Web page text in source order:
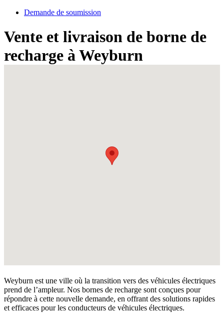
Demande de soumission
Vente et livraison de borne de
recharge à Weyburn
Weyburn est une ville où la transition vers des véhicules électriques
prend de l’ampleur. Nos bornes de recharge sont conçues pour
répondre à cette nouvelle demande, en offrant des solutions rapides
et efficaces pour les conducteurs de véhicules électriques.